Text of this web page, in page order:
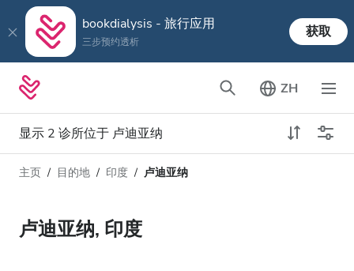
bookdialysis - 旅行应用
三步预约透析
获取
ZH
显示 2 诊所位于 卢迪亚纳
透析类型
所有透析
距离
主页 目的地 印度 卢迪亚纳
卢迪亚纳, 印度